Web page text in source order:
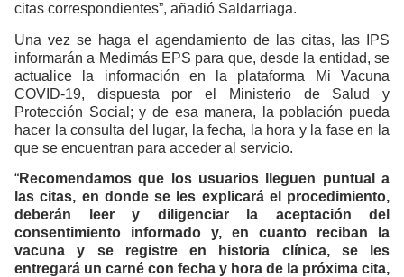
citas correspondientes”, añadió Saldarriaga.
Una vez se haga el agendamiento de las citas, las IPS
informarán a Medimás EPS para que, desde la entidad, se
actualice la información en la plataforma Mi Vacuna
COVID-19, dispuesta por el Ministerio de Salud y
Protección Social; y de esa manera, la población pueda
hacer la consulta del lugar, la fecha, la hora y la fase en la
que se encuentran para acceder al servicio.
“Recomendamos que los usuarios lleguen puntual a
las citas, en donde se les explicará el procedimiento,
deberán leer y diligenciar la aceptación del
consentimiento informado y, en cuanto reciban la
vacuna y se registre en historia clínica, se les
entregará un carné con fecha y hora de la próxima cita,